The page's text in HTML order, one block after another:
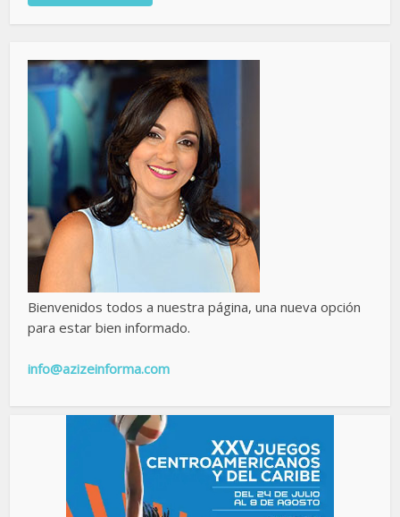
Bienvenidos todos a nuestra página, una nueva opción
para estar bien informado.
info@azizeinforma.com